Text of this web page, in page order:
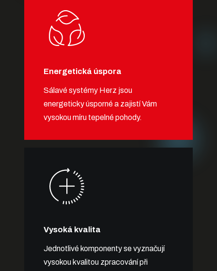
Energetická úspora
Sálavé systémy Herz jsou
energeticky úsporné a zajistí Vám
vysokou míru tepelné pohody.
Vysoká kvalita
Jednotlivé komponenty se vyznačují
vysokou kvalitou zpracování při